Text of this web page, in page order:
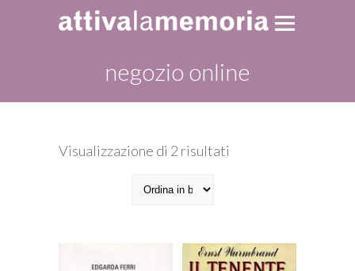
negozio online
Visualizzazione di 2 risultati
recente